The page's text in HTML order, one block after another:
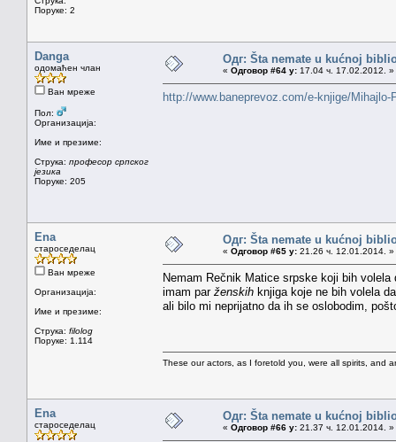
Поруке: 2
Danga
одомаћен члан
Ван мреже
Пол:
Организација:
Име и презиме:
Струка: професор српског
језика
Поруке: 205
Одг: Šta nemate u kućnoj
« Одговор #64 у: 17.04 ч. 17.02.2012. »
http://www.baneprevoz.com/e-knjige/
Ena
староседелац
Ван мреже
Организација:
Име и презиме:
Струка: filolog
Поруке: 1.114
Одг: Šta nemate u kućnoj
« Одговор #65 у: 21.26 ч. 12.01.2014. »
Nemam Rečnik Matice srpske koji bih volela
imam par ženskih knjiga koje ne bih volela
ali bilo mi neprijatno da ih se oslobodim,
These our actors, as I foretold you, were all spirits, and
Ena
староседелац
Одг: Šta nemate u kućnoj
« Одговор #66 у: 21.37 ч. 12.01.2014. »